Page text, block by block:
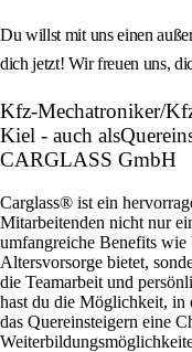
Du willst mit uns einen
dich jetzt! Wir freuen uns,
Kfz-Mechatroniker/
Kiel - auch
CARGLASS GmbH
Carglass® ist ein
Mitarbeitenden nicht nur
umfangreiche Benefits
Altersvorsorge bietet,
die Teamarbeit und
hast du die Möglichkeit, in
das Quereinsteigern eine